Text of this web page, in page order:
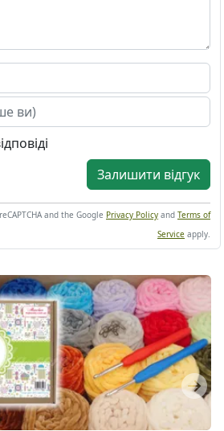
Залишити відгук
and the Google Privacy Policy and Terms of
Service apply.
Next